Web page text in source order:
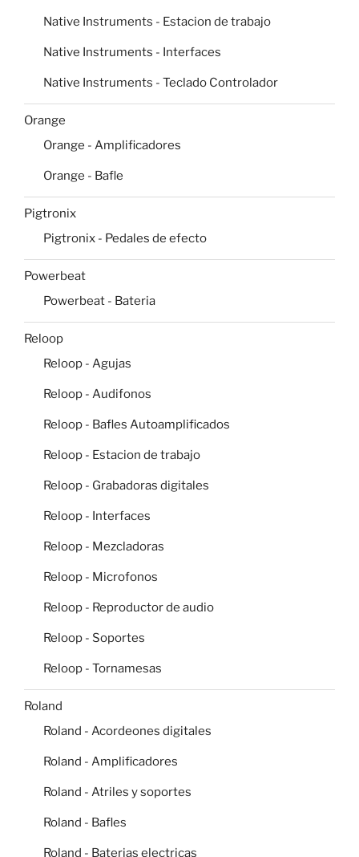
Native Instruments - Estacion de trabajo
Native Instruments - Interfaces
Native Instruments - Teclado Controlador
Orange
Orange - Amplificadores
Orange - Bafle
Pigtronix
Pigtronix - Pedales de efecto
Powerbeat
Powerbeat - Bateria
Reloop
Reloop - Agujas
Reloop - Audifonos
Reloop - Bafles Autoamplificados
Reloop - Estacion de trabajo
Reloop - Grabadoras digitales
Reloop - Interfaces
Reloop - Mezcladoras
Reloop - Microfonos
Reloop - Reproductor de audio
Reloop - Soportes
Reloop - Tornamesas
Roland
Roland - Acordeones digitales
Roland - Amplificadores
Roland - Atriles y soportes
Roland - Bafles
Roland - Baterias electricas